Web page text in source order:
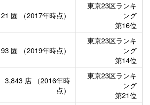
21 園 （2017年時点）
東京23区ランキ
ング
第16位
93 園 （2019年時点）
東京23区ランキ
ング
第14位
3,843 店
（2016年時
点）
東京23区ランキ
ング
第21位